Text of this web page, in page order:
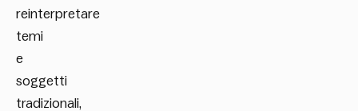
reinterpretare
temi
e
soggetti
tradizionali,